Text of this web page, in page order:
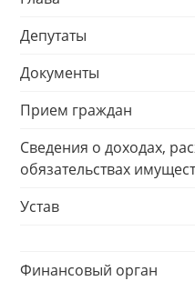
Депутаты
Документы
Прием граждан
Сведения о доходах,
обязательствах
Устав
Финансовый орган